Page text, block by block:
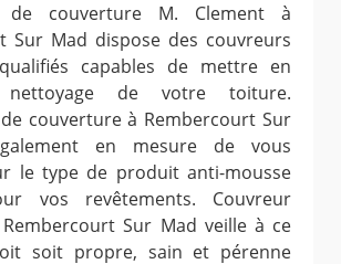
de couverture M. Clement à
Sur Mad dispose des couvreurs
capables de mettre en
de votre toiture.
de couverture à Rembercourt Sur
en mesure de vous
le type de produit anti-mousse
vos revêtements. Couvreur
Sur Mad veille à ce
soit propre, sain et pérenne